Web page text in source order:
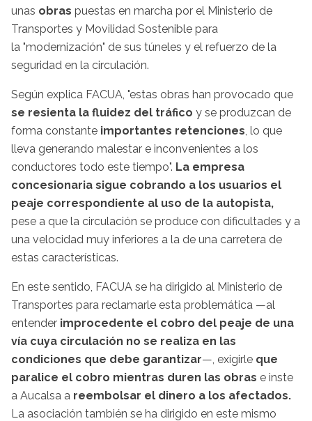
unas obras puestas en marcha por el Ministerio de
Transportes y Movilidad Sostenible para
la "modernización" de sus túneles y el refuerzo de la
seguridad en la circulación.
Según explica FACUA, "estas obras han provocado que
se resienta la fluidez del tráfico y se produzcan de
forma constante importantes retenciones, lo que
lleva generando malestar e inconvenientes a los
conductores todo este tiempo". La empresa
concesionaria sigue cobrando a los usuarios el
peaje correspondiente al uso de la autopista,
pese a que la circulación se produce con dificultades y a
una velocidad muy inferiores a la de una carretera de
estas características.
En este sentido, FACUA se ha dirigido al Ministerio de
Transportes para reclamarle esta problemática —al
entender improcedente el cobro del peaje de una
vía cuya circulación no se realiza en las
condiciones que debe garantizar—, exigirle que
paralice el cobro mientras duren las obras e inste
a Aucalsa a reembolsar el dinero a los afectados.
La asociación también se ha dirigido en este mismo